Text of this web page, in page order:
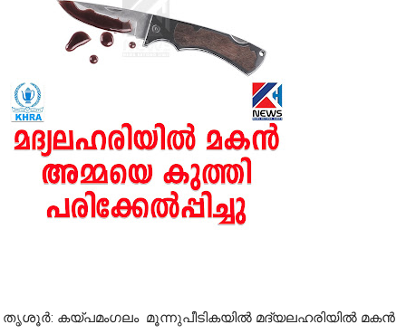
തൃ​ശൂ​ർ: ക​യ്പ​മം​ഗ​ലം മൂ​ന്നു​പീ​ടി​ക​യി​ൽ മ​ദ്യ​ല​ഹ​രി​യി​ൽ മ​ക​ൻ